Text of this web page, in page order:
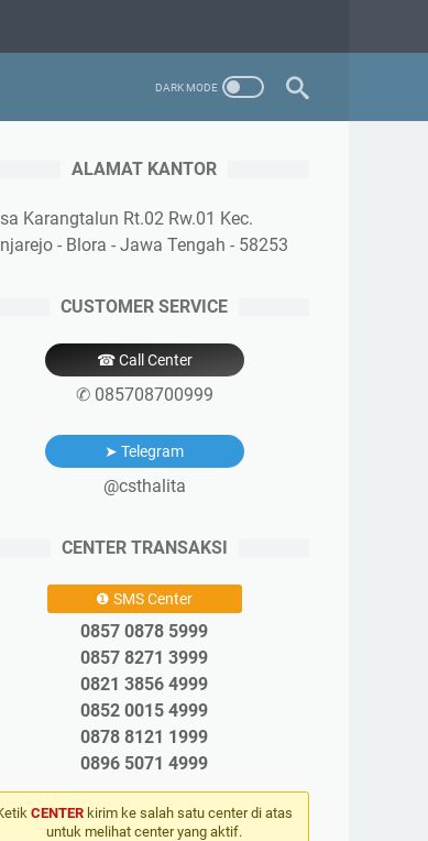
ALAMAT KANTOR
Karangtalun Rt.02 Rw.01 Kec.
- Blora - Jawa Tengah - 58253
CUSTOMER SERVICE
☎ Call Center
✆ 085708700999
➤ Telegram
@csthalita
CENTER TRANSAKSI
❶ SMS Center
0857 0878 5999
0857 8271 3999
0821 3856 4999
0852 0015 4999
0878 8121 1999
0896 5071 4999
CENTER kirim ke salah satu center di atas
untuk melihat center yang aktif.